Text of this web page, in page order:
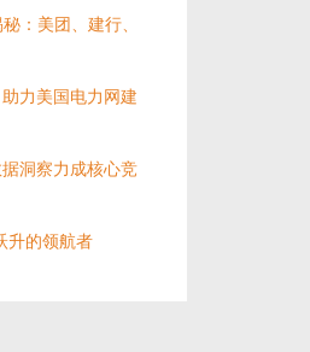
：美团、建行、
力美国电力网建
洞察力成核心竞
升的领航者